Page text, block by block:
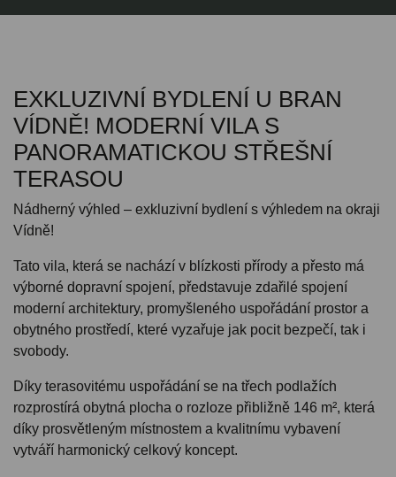
EXKLUZIVNÍ BYDLENÍ U BRAN
VÍDNĚ! MODERNÍ VILA S
PANORAMATICKOU STŘEŠNÍ
TERASOU
Nádherný výhled – exkluzivní bydlení s výhledem na okraji
Vídně!
Tato vila, která se nachází v blízkosti přírody a přesto má
výborné dopravní spojení, představuje zdařilé spojení
moderní architektury, promyšleného uspořádání prostor a
obytného prostředí, které vyzařuje jak pocit bezpečí, tak i
svobody.
Díky terasovitému uspořádání se na třech podlažích
rozprostírá obytná plocha o rozloze přibližně 146 m², která
díky prosvětleným místnostem a kvalitnímu vybavení
vytváří harmonický celkový koncept.